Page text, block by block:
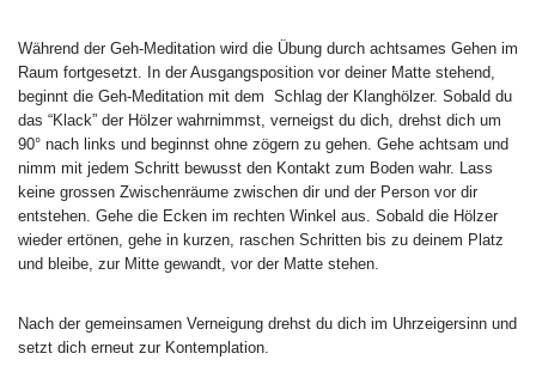
Während der Geh-Meditation wird die Übung durch achtsames Gehen im
Raum fortgesetzt. In der Ausgangsposition vor deiner Matte stehend,
beginnt die Geh-Meditation mit dem Schlag der Klanghölzer. Sobald du
das “Klack” der Hölzer wahrnimmst, verneigst du dich, drehst dich um
90° nach links und beginnst ohne zögern zu gehen. Gehe achtsam und
nimm mit jedem Schritt bewusst den Kontakt zum Boden wahr. Lass
keine grossen Zwischenräume zwischen dir und der Person vor dir
entstehen. Gehe die Ecken im rechten Winkel aus. Sobald die Hölzer
wieder ertönen, gehe in kurzen, raschen Schritten bis zu deinem Platz
und bleibe, zur Mitte gewandt, vor der Matte stehen.
Nach der gemeinsamen Verneigung drehst du dich im Uhrzeigersinn und
setzt dich erneut zur Kontemplation.